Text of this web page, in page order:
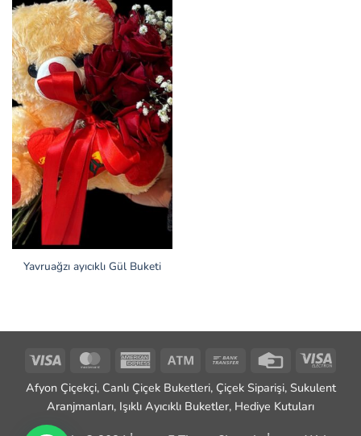
Yavruağzı ayıcıklı Gül Buketi
Visa MasterCardAmerican
Atm
Bank
Credit
Visa
Afyon Çiçekçi, Canlı Çiçek Buketleri, Çiçek Siparişi, Sukulent
Aranjmanları, Işıklı Ayıcıklı Buketler, Hediye Kutuları